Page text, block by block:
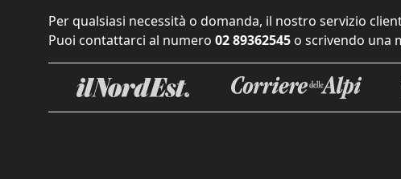
Per qualsiasi necessità o domanda, il nostro servizio
Puoi contattarci al numero 02 89362545 o scrivendo una